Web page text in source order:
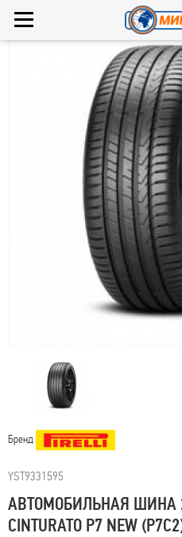
Бренд
YST9331595
АВТОМОБИЛЬНАЯ ШИНА
CINTURATO P7 NEW